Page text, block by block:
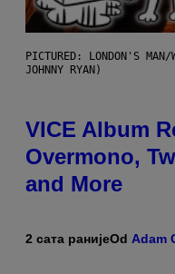
PICTURED: LONDON'S MAN/
JOHNNY RYAN)
VICE Album
Overmono,
and More
2 сата ранијеOd Adam